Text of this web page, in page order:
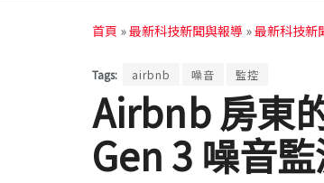
首頁 »最新科技新聞與報導 »最新科技新
Tags: airbnb 噪音 監控
Airbnb 房東
Gen 3 噪音